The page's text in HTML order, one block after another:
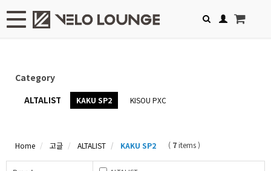
Toggle navigation
Category
ALTALIST KAKU SP2 KISOU PXC
Home 고글 ALTALIST KAKU SP2 ( 7items )